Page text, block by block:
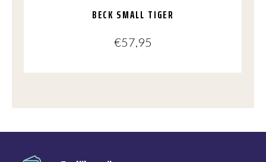
BECK SMALL TIGER
€57,95